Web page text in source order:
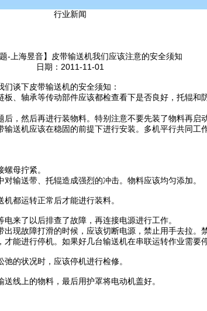
行业新闻
题-上海昱音】皮带输送机我们应该注意的安全须知
日期：2011-11-01
们谈下皮带输送机的安全须知：
、轴承等传动部件应该都检查看下是否良好，托辊
，然后再进行装物料。特别注意不要先装了物料再启
送机应该在稳固的前提下进行安装。多机平行共同工
母拧紧。
输送带、托辊造成强烈的冲击。物料应该均匀添加。
都运转正常后才能进行装料。
来了以后排查了故障，再连接电源进行工作。
现故障打滑的时候，应该切断电源，禁止用手去拉。
能进行停机。如果好几台输送机在串联运转作业需要
的状况时，应该停机进行检修。
线上的物料，最后用护罩将电动机盖好。